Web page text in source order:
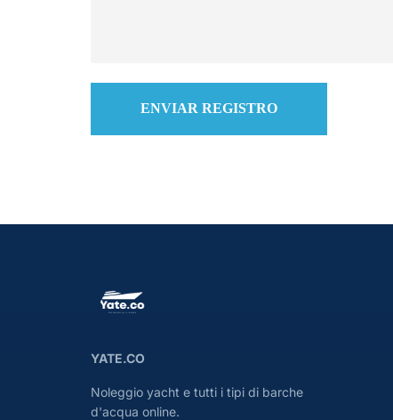
ENVIAR REGISTRO
YATE.CO
Noleggio yacht e tutti i tipi di barche
d'acqua online.